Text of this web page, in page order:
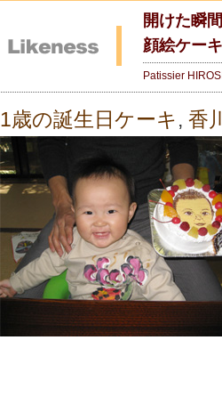
開けた瞬
顔絵ケー
Patissier
1歳の誕生日ケーキ , 香